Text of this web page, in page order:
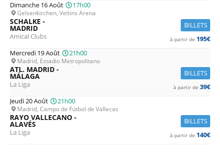
Dimanche 16 Août
17h00
Gelsenkirchen, Veltins Arena
BILLETS
SCHALKE -
MADRID
Amical Clubs à partir de 195€
Mercredi 19 Août
21h00
Madrid, Estadio Metropolitano
BILLETS
ATL. MADRID -
MÁLAGA
La Liga à partir de 39€
Jeudi 20 Août
21h00
Madrid, Campo de Fútbol de Vallecas
BILLETS
RAYO VALLECANO -
ALAVÉS
La Liga à partir de 140€